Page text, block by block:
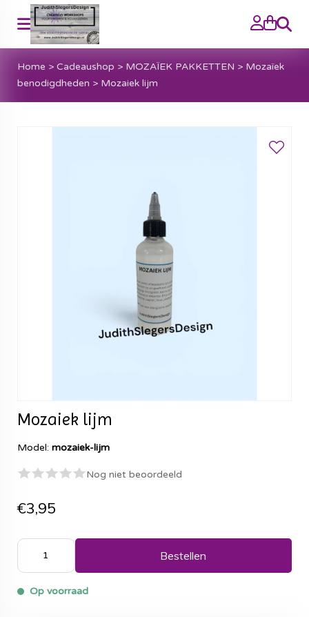
Zoeken
Home > Cadeaushop > MOZAÏEK PAKKETTEN > Mozaïek
benodigdheden > Mozaiek lijm
Mozaiek lijm
Model: mozaiek-lijm
Nog niet beoordeeld
€3,95
Bestellen
Op voorraad